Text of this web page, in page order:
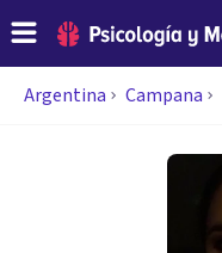
Argentina Campana